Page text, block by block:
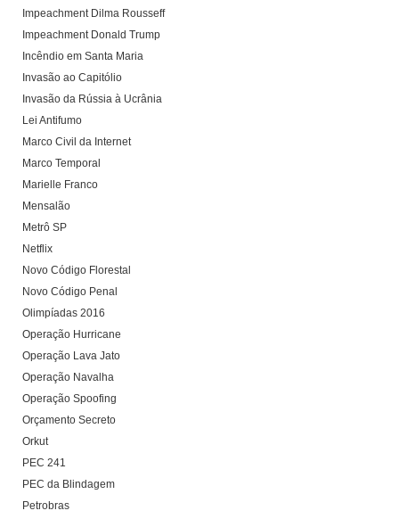
Impeachment Dilma Rousseff
Impeachment Donald Trump
Incêndio em Santa Maria
Invasão ao Capitólio
Invasão da Rússia à Ucrânia
Lei Antifumo
Marco Civil da Internet
Marco Temporal
Marielle Franco
Mensalão
Metrô SP
Netflix
Novo Código Florestal
Novo Código Penal
Olimpíadas 2016
Operação Hurricane
Operação Lava Jato
Operação Navalha
Operação Spoofing
Orçamento Secreto
Orkut
PEC 241
PEC da Blindagem
Petrobras